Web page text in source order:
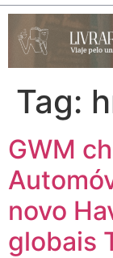
Tag:
GWM
novo
globais